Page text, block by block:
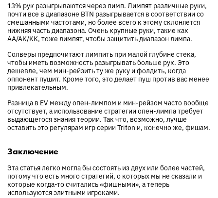
13% рук разыгрываются через лимп. Лимпят различные руки,
почти все в диапазоне BTN разыгрывается в соответствии со
смешанными частотами, но более всего к этому склоняется
нижняя часть диапазона. Очень крупные руки, такие как
AA/AK/KK, тоже лимпят, чтобы защитить диапазон лимпа.
Солверы предпочитают лимпить при малой глубине стека,
чтобы иметь возможность разыгрывать больше рук. Это
дешевле, чем мин-рейзить ту же руку и фолдить, когда
оппонент пушит. Кроме того, это делает пуш против вас менее
привлекательным.
Разница в EV между опен-лимпом и мин-рейзом часто вообще
отсутствует, а использование стратегии опен-лимпа требует
выдающегося знания теории. Так что, возможно, лучше
оставить это регулярам игр серии Triton и, конечно же, фишам.
Заключение
Эта статья легко могла бы состоять из двух или более частей,
потому что есть много стратегий, о которых мы не сказали и
которые когда-то считались «фишными», а теперь
используются элитными игроками.